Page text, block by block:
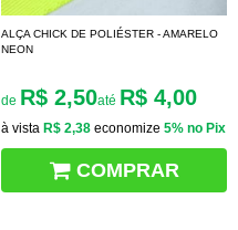
ALÇA CHICK DE POLIÉSTER - AMARELO
NEON
de R$ 2,50até R$ 4,00
à vista R$ 2,38 economize 5% no Pix
COMPRAR